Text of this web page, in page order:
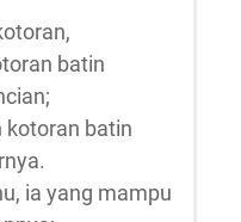
batin
kotoran batin
ia yang mampu